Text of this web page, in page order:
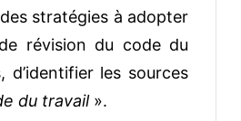
stratégies à adopter
révision du code du
les sources
du travail ».